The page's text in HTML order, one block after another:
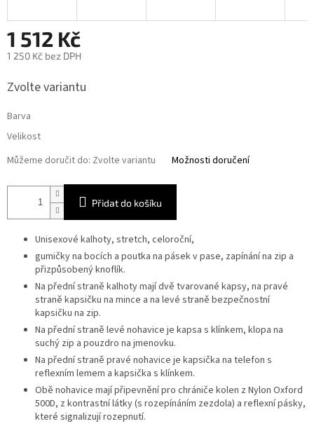
1 512 Kč
1 250 Kč bez DPH
cena:
Zvolte variantu
Barva
Velikost
Můžeme doručit do: Zvolte variantu Možnosti doručení
Přidat do košíku
Unisexové kalhoty, stretch, celoroční,
gumičky na bocích a poutka na pásek v pase, zapínání na zip a
přizpůsobený knoflík.
Na přední straně kalhoty mají dvě tvarované kapsy, na pravé
straně kapsičku na mince a na levé straně bezpečnostní
kapsičku na zip.
Na přední straně levé nohavice je kapsa s klínkem, klopa na
suchý zip a pouzdro na jmenovku.
Na přední straně pravé nohavice je kapsička na telefon s
reflexním lemem a kapsička s klínkem.
Obě nohavice mají připevnění pro chrániče kolen z Nylon Oxford
500D, z kontrastní látky (s rozepínáním zezdola) a reflexní pásky,
které signalizují rozepnutí.